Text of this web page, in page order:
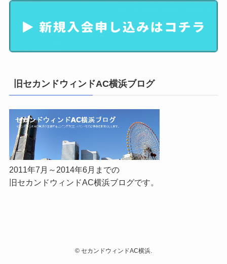
旧セカンドウィンドAC横浜ブログ
2011年7月～2014年6月までの
旧セカンドウィンドAC横浜ブログです。
© セカンドウィンドAC横浜.